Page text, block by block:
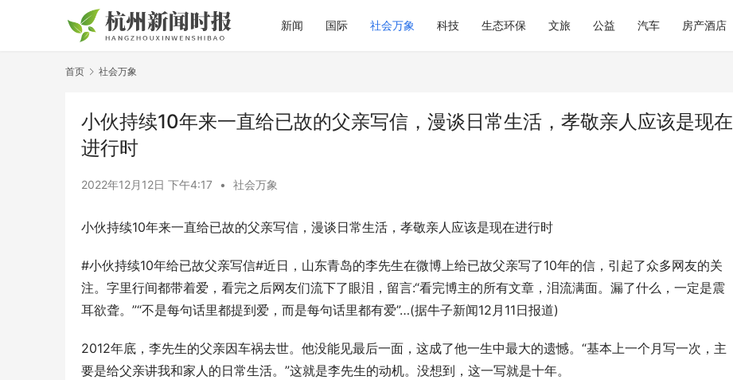
新闻 国际 社会万象 科技 生态环保 文旅 公益 汽车 房产酒店
首页 社会万象
小伙持续10年来一直给已故的父亲写信，漫谈日常生活，孝敬亲人应该是现在
进行时
2022年12月12日 下午4:17 • 社会万象
小伙持续10年来一直给已故的父亲写信，漫谈日常生活，孝敬亲人应该是现在进行时
#小伙持续10年给已故父亲写信#近日，山东青岛的李先生在微博上给已故父亲写了10年的信，引起了众多网友的关
注。字里行间都带着爱，看完之后网友们流下了眼泪，留言:“看完博主的所有文章，泪流满面。漏了什么，一定是震
耳欲聋。”“不是每句话里都提到爱，而是每句话里都有爱”…(据牛子新闻12月11日报道)
2012年底，李先生的父亲因车祸去世。他没能见最后一面，这成了他一生中最大的遗憾。“基本上一个月写一次，主
要是给父亲讲我和家人的日常生活。”这就是李先生的动机。没想到，这一写就是十年。